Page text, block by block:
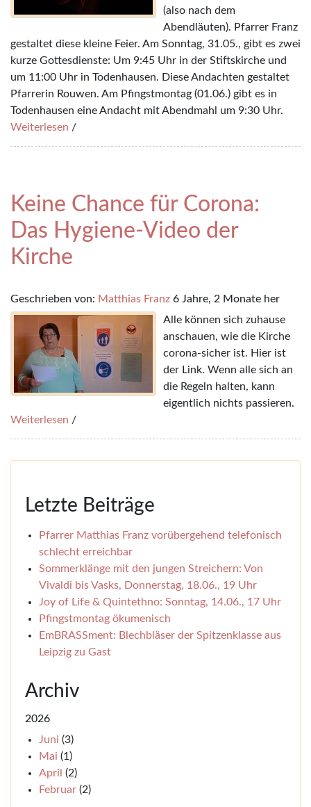
(also nach dem
Abendläuten). Pfarrer Franz
gestaltet diese kleine Feier. Am Sonntag, 31.05., gibt es zwei
kurze Gottesdienste: Um 9:45 Uhr in der Stiftskirche und
um 11:00 Uhr in Todenhausen. Diese Andachten gestaltet
Pfarrerin Rouwen. Am Pfingstmontag (01.06.) gibt es in
Todenhausen eine Andacht mit Abendmahl um 9:30 Uhr.
Weiterlesen /
Keine Chance für Corona:
Das Hygiene-Video der
Kirche
Geschrieben von: Matthias Franz 6 Jahre, 2 Monate her
Alle können sich zuhause
anschauen, wie die Kirche
corona-sicher ist. Hier ist
der Link. Wenn alle sich an
die Regeln halten, kann
eigentlich nichts passieren.
Weiterlesen /
Letzte Beiträge
Pfarrer Matthias Franz vorübergehend telefonisch
schlecht erreichbar
Sommerklänge mit den jungen Streichern: Von
Vivaldi bis Vasks, Donnerstag, 18.06., 19 Uhr
Joy of Life & Quintethno: Sonntag, 14.06., 17 Uhr
Pfingstmontag ökumenisch
EmBRASSment: Blechbläser der Spitzenklasse aus
Leipzig zu Gast
Archiv
2026
Juni (3)
Mai (1)
April (2)
Februar (2)